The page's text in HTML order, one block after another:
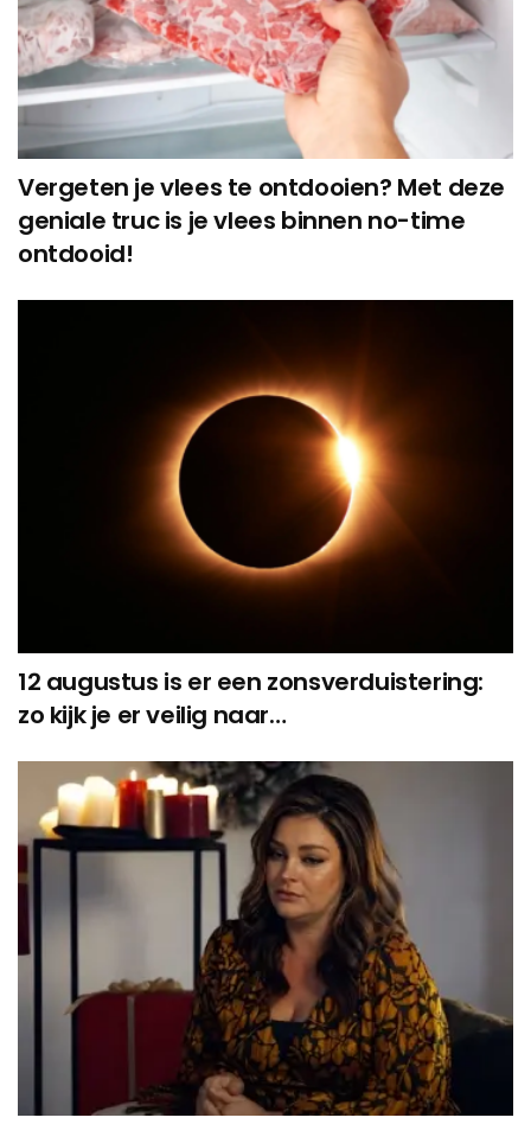
Vergeten je vlees te ontdooien? Met deze
geniale truc is je vlees binnen no-time
ontdooid!
12 augustus is er een zonsverduistering:
zo kijk je er veilig naar…